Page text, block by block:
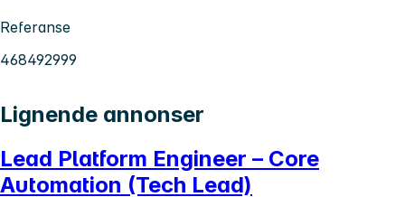
Referanse
468492999
Lignende annonser
Lead Platform Engineer – Core
Automation (Tech Lead)